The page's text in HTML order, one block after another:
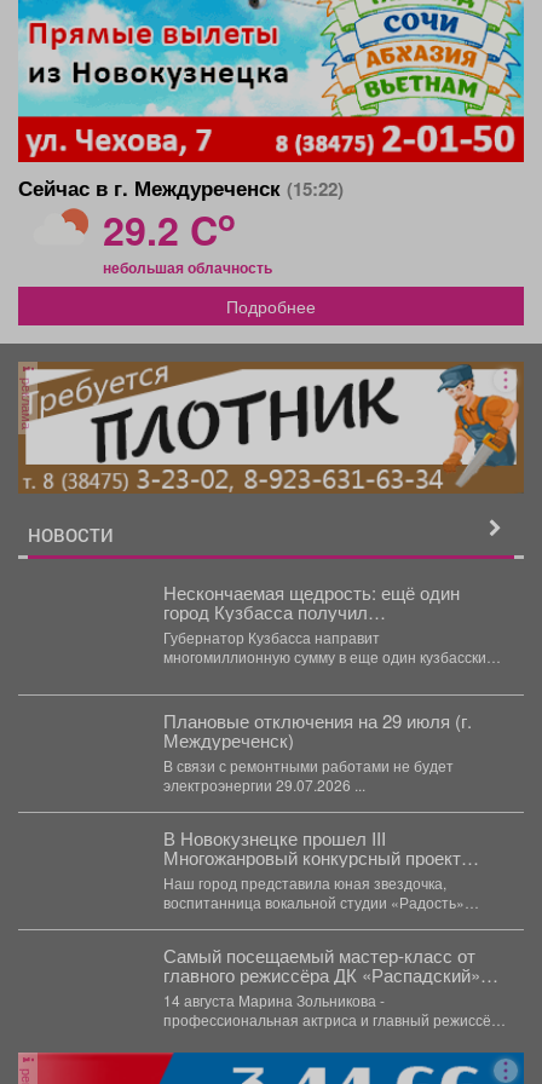
Сейчас в г. Междуреченск (15:22)
29.2 Co
небольшая облачность
Подробнее
реклама
НОВОСТИ
Нескончаемая щедрость: ещё один
город Кузбасса получил
многомиллионный подарок от властей
Губернатор Кузбасса направит
многомиллионную сумму в еще один кузбасский
Плановые отключения на 29 июля (г.
Междуреченск)
В связи с ремонтными работами не будет
электроэнергии 29.07.2026 ...
В Новокузнецке прошел III
Многожанровый конкурсный проект
Сибирского региона «Конкурс АРТ».
Наш город представила юная звездочка,
воспитанница вокальной студии «Радость»
Самый посещаемый мастер‑класс от
главного режиссёра ДК «Распадский»
возвращается
14 августа Марина Зольникова -
профессиональная актриса и главный режиссёр